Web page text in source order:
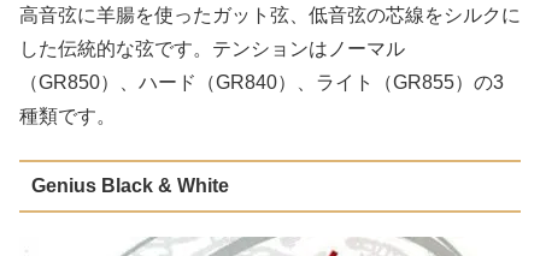
高音弦に羊腸を使ったガット弦、低音弦の芯線をシルクに
した伝統的な弦です。テンションはノーマル
（GR850）、ハード（GR840）、ライト（GR855）の3
種類です。
Genius Black & White